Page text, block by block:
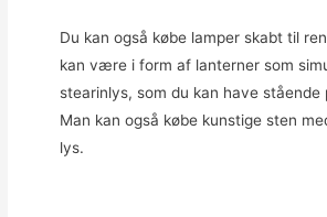
Du kan også købe lamper skabt til
kan være i form af lanterner som
stearinlys, som du kan have stående
Man kan også købe kunstige sten
lys.